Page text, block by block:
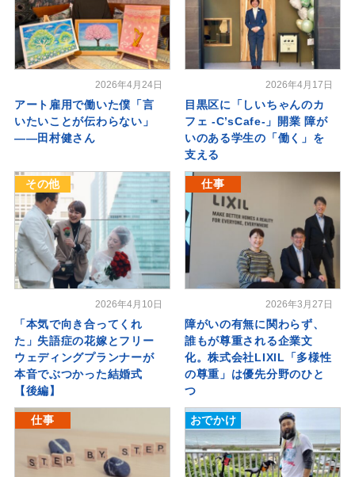
2026年4月24日
アート雇用で働いた僕「言
いたいことが伝わらない」
――田村健さん
2026年4月17日
目黒区に「しいちゃんのカ
フェ -C’sCafe-」開業 障が
いのある学生の「働く」を
支える
その他
2026年4月10日
「本気で向き合ってくれ
た」失語症の花嫁とフリー
ウェディングプランナーが
本音でぶつかった結婚式
【後編】
仕事
2026年3月27日
障がいの有無に関わらず、
誰もが尊重される企業文
化。株式会社LIXIL「多様性
の尊重」は優先分野のひと
つ
仕事 おでかけ